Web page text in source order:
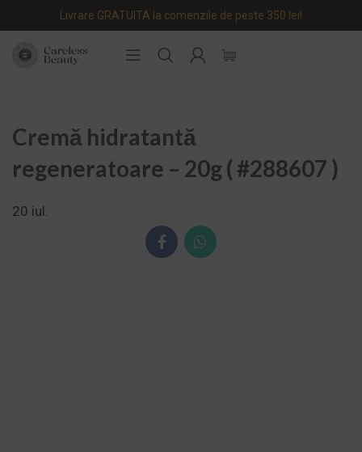
Livrare GRATUITA la comenzile de peste 350 lei!
Cremă hidratantă
regeneratoare – 20g ( #288607 )
20 iul.